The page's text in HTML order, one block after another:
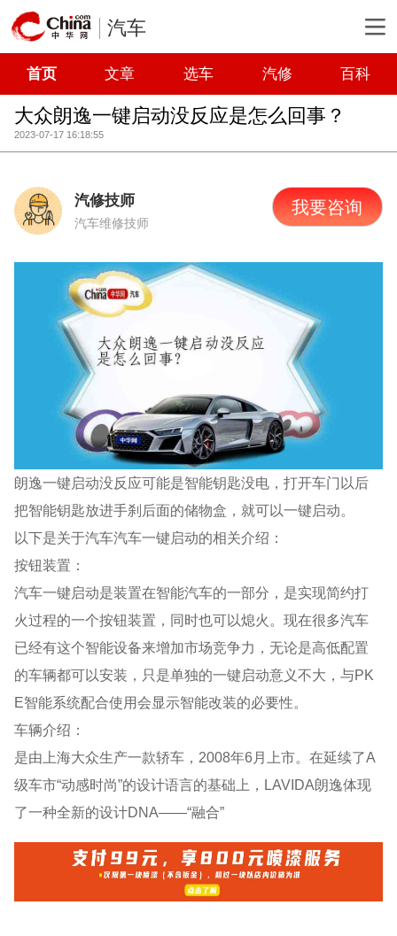
汽车
首页 文章 选车 汽修 百科
大众朗逸一键启动没反应是怎么回事？
2023-07-17 16:18:55
汽修技师
汽车维修技师
我要咨询
朗逸一键启动没反应可能是智能钥匙没电，打开车门以后
把智能钥匙放进手刹后面的储物盒，就可以一键启动。
以下是关于汽车汽车一键启动的相关介绍：
按钮装置：
汽车一键启动是装置在智能汽车的一部分，是实现简约打
火过程的一个按钮装置，同时也可以熄火。现在很多汽车
已经有这个智能设备来增加市场竞争力，无论是高低配置
的车辆都可以安装，只是单独的一键启动意义不大，与PK
E智能系统配合使用会显示智能改装的必要性。
车辆介绍：
是由上海大众生产一款轿车，2008年6月上市。在延续了A
级车市“动感时尚”的设计语言的基础上，LAVIDA朗逸体现
了一种全新的设计DNA——“融合”